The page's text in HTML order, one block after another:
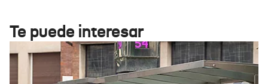
Te puede interesar